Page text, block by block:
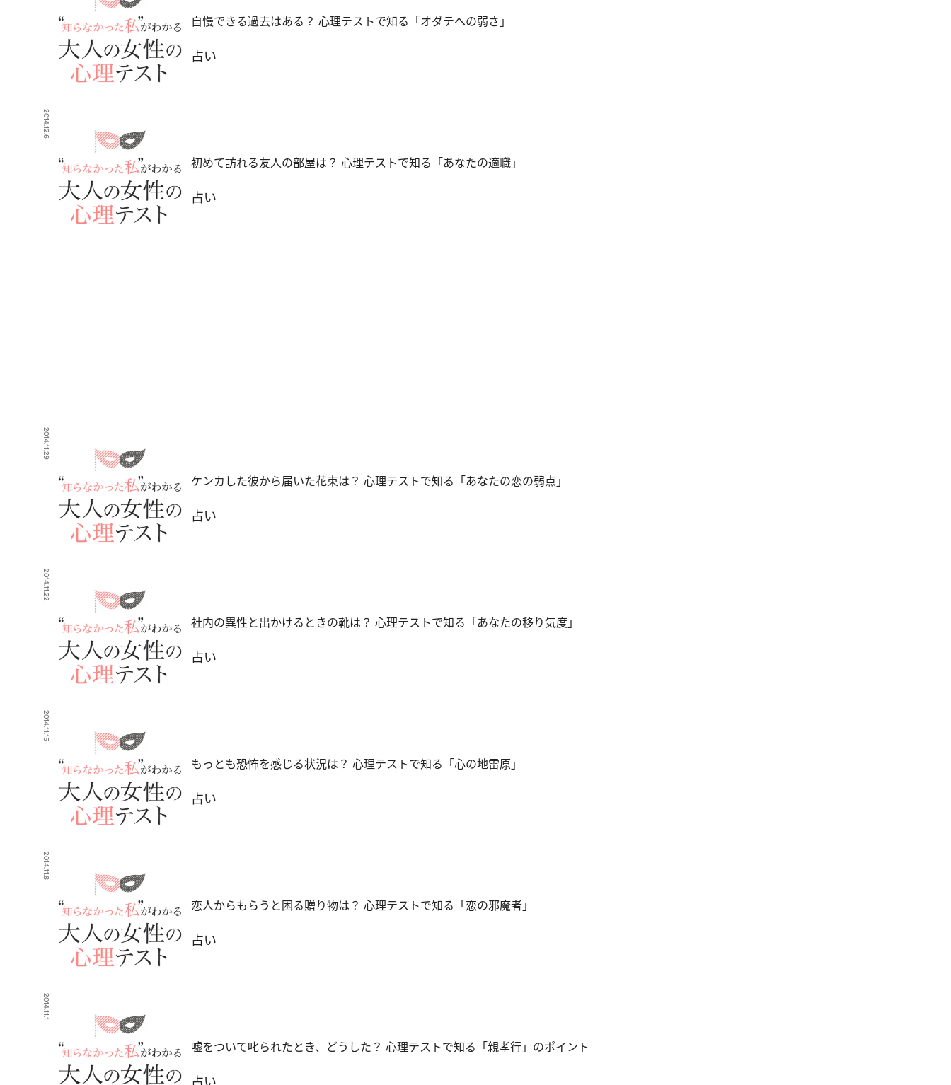
自慢できる過去はある？ 心理テストで知る「オダテへの弱さ」
占い
2014.12.6
初めて訪れる友人の部屋は？ 心理テストで知る「あなたの適職」
占い
2014.11.29
ケンカした彼から届いた花束は？ 心理テストで知る「あなたの恋の弱点」
占い
2014.11.22
社内の異性と出かけるときの靴は？ 心理テストで知る「あなたの移り気度」
占い
2014.11.15
もっとも恐怖を感じる状況は？ 心理テストで知る「心の地雷原」
占い
2014.11.8
恋人からもらうと困る贈り物は？ 心理テストで知る「恋の邪魔者」
占い
2014.11.1
嘘をついて叱られたとき、どうした？ 心理テストで知る「親孝行」のポイント
占い